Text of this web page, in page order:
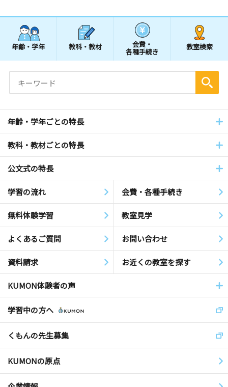
年齢・学年 教科・教材 会費・
各種手続き
教室検索
年齢・学年ごとの特長
教科・教材ごとの特長
公文式の特長
学習の流れ 会費・各種手続き
無料体験学習 教室見学
よくあるご質問 お問い合わせ
資料請求 お近くの教室を探す
KUMON体験者の声
学習中の方へ
くもんの先生募集
KUMONの原点